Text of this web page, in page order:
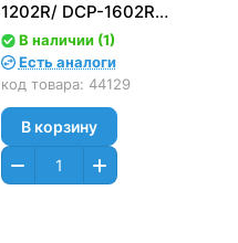
1202R/ DCP-1602R
(1500стр.)
В наличии (1)
Есть аналоги
код товара: 44129
В корзину